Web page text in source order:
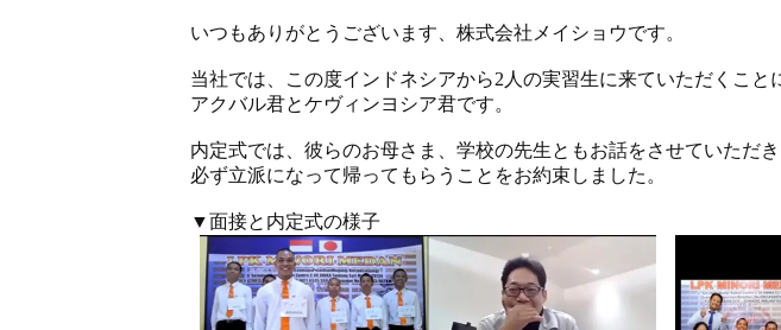
いつもありがとうございます、株式会社メイショウです。
当社では、この度インドネシアから2人の実習生に来ていただくこと
アクバル君とケヴィンヨシア君です。
内定式では、彼らのお母さま、学校の先生ともお話をさせていただき
必ず立派になって帰ってもらうことをお約束しました。
▼面接と内定式の様子